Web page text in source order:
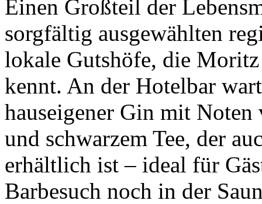
Einen Großteil der
sorgfältig ausgewählten
lokale Gutshöfe, die
kennt. An der Hotelbar
hauseigener Gin mit
und schwarzem Tee, der
erhältlich ist – ideal für
Barbesuch noch in der